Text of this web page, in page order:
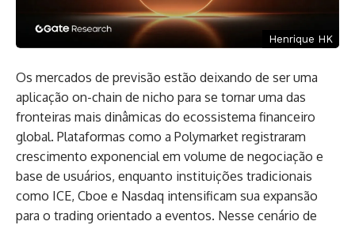
Henrique HK
Os mercados de previsão estão deixando de ser uma
aplicação on-chain de nicho para se tornar uma das
fronteiras mais dinâmicas do ecossistema financeiro
global. Plataformas como a Polymarket registraram
crescimento exponencial em volume de negociação e
base de usuários, enquanto instituições tradicionais
como ICE, Cboe e Nasdaq intensificam sua expansão
para o trading orientado a eventos. Nesse cenário de